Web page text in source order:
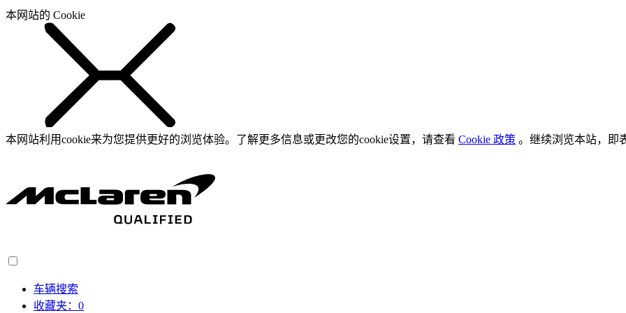
本网站的 Cookie
本网站利用cookie来为您提供更好的浏览体验。了解更多信息或更改您的cookie设置，请查看 Cookie 政策 。继续浏览本站，即
车辆搜索
收藏夹： 0